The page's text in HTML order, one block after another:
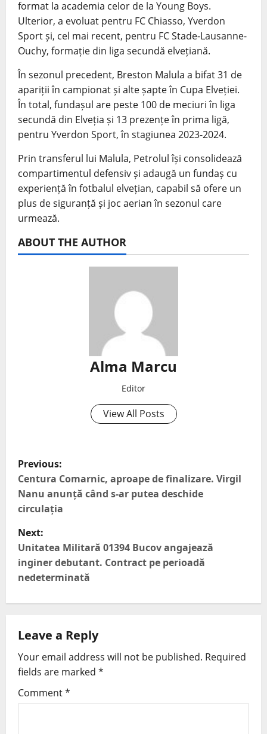
format la academia celor de la Young Boys.
Ulterior, a evoluat pentru FC Chiasso, Yverdon
Sport și, cel mai recent, pentru FC Stade-Lausanne-
Ouchy, formație din liga secundă elvețiană.
În sezonul precedent, Breston Malula a bifat 31 de
apariții în campionat și alte șapte în Cupa Elveției.
În total, fundașul are peste 100 de meciuri în liga
secundă din Elveția și 13 prezențe în prima ligă,
pentru Yverdon Sport, în stagiunea 2023-2024.
Prin transferul lui Malula, Petrolul își consolidează
compartimentul defensiv și adaugă un fundaș cu
experiență în fotbalul elvețian, capabil să ofere un
plus de siguranță și joc aerian în sezonul care
urmează.
ABOUT THE AUTHOR
Alma Marcu
Editor
View All Posts
Previous:
Centura Comarnic, aproape de finalizare. Virgil
Nanu anunță când s-ar putea deschide
circulația
Next:
Unitatea Militară 01394 Bucov angajează
inginer debutant. Contract pe perioadă
nedeterminată
Leave a Reply
Your email address will not be published. Required
fields are marked *
Comment*